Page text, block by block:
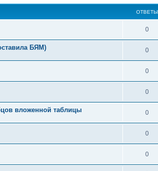
ОТВЕТЫ
0
БЯМ) 0
0
0
вложенной таблицы 0
0
0